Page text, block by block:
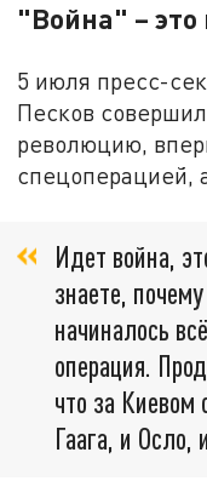
"Война" – это
5 июля пресс-
Песков
революцию,
спецоперацией,
Идет война,
знаете,
начиналось
операция.
что за
Гаага, и